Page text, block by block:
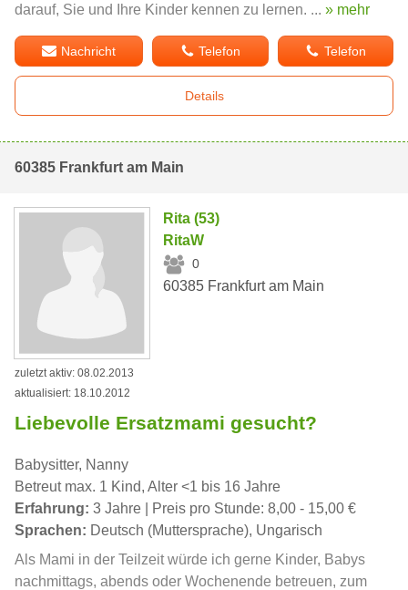
darauf, Sie und Ihre Kinder kennen zu lernen. ... » mehr
Nachricht Telefon Telefon
Details
60385 Frankfurt am Main
Rita (53)
RitaW
0
60385 Frankfurt am Main
zuletzt aktiv: 08.02.2013
aktualisiert: 18.10.2012
Liebevolle Ersatzmami gesucht?
Babysitter, Nanny
Betreut max. 1 Kind, Alter <1 bis 16 Jahre
Erfahrung: 3 Jahre | Preis pro Stunde: 8,00 - 15,00 €
Sprachen: Deutsch (Muttersprache), Ungarisch
Als Mami in der Teilzeit würde ich gerne Kinder, Babys
nachmittags, abends oder Wochenende betreuen, zum